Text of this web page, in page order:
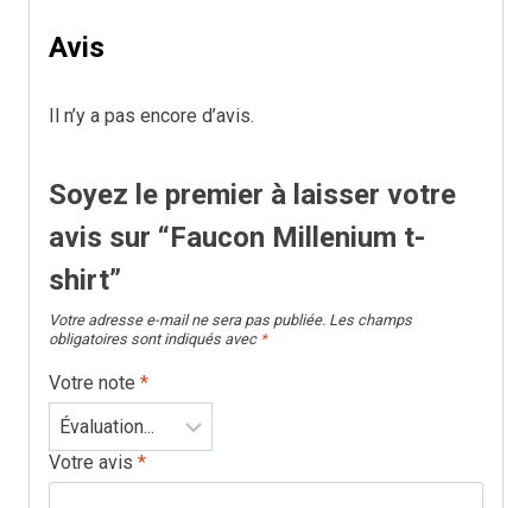
Avis
Il n’y a pas encore d’avis.
Soyez le premier à laisser votre
avis sur “Faucon Millenium t-
shirt”
Votre adresse e-mail ne sera pas publiée. Les champs
obligatoires sont indiqués avec *
Votre note *
Votre avis *